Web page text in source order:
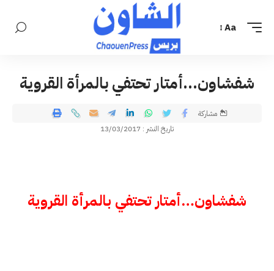
Aa
شفشاون…أمتار تحتفي بالمرأة القروية
تاريخ النشر : 13/03/2017
مشاركة
شفشاون…أمتار تحتفي بالمرأة القروية